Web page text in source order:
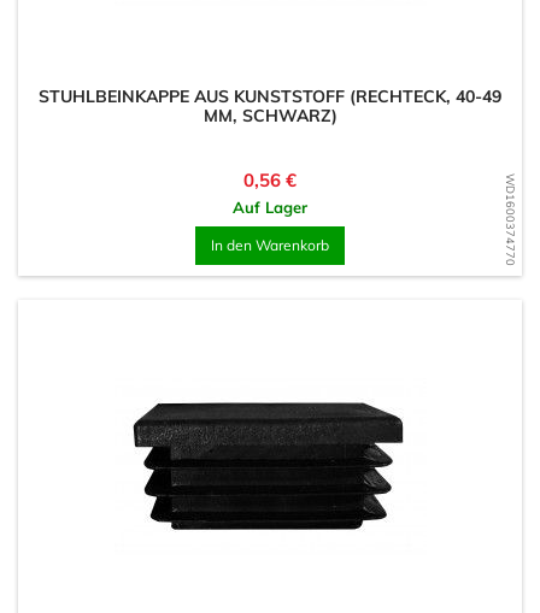
WD1600374770
STUHLBEINKAPPE AUS KUNSTSTOFF (RECHTECK, 40-49
MM, SCHWARZ)
Preis
0,56 €
Auf Lager
In den Warenkorb